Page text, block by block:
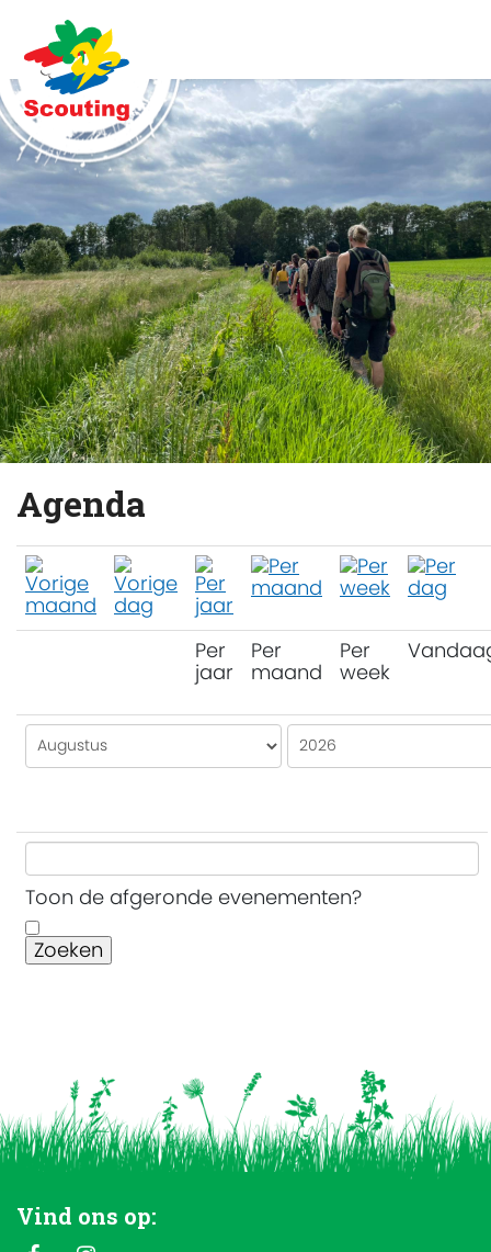
Agenda
Per
jaar
Per
maand
Per
week
Toon de afgeronde evenementen?
Vind ons op: